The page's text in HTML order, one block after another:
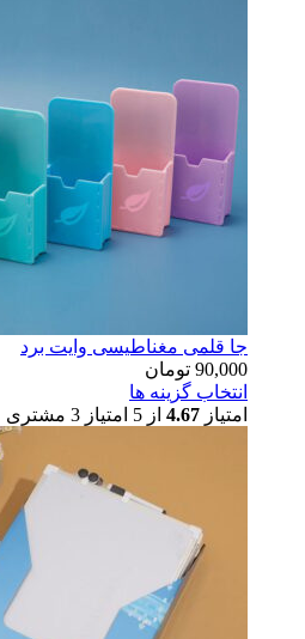
جا قلمی مغناطیسی وایت برد
90,000 تومان
انتخاب گزینه ها
امتیاز 4.67 از 5 امتیاز 3 مشتری